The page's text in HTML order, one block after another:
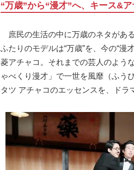
“万歳”から“漫才”へ、キース&
庶民の生活の中に万歳のネタがあ
ふたりのモデルは“万歳”を、今の“漫
菱アチャコ。それまでの芸人のよう
ゃべくり漫才」で一世を風靡（ふう
タツ アチャコのエッセンスを、ドラ